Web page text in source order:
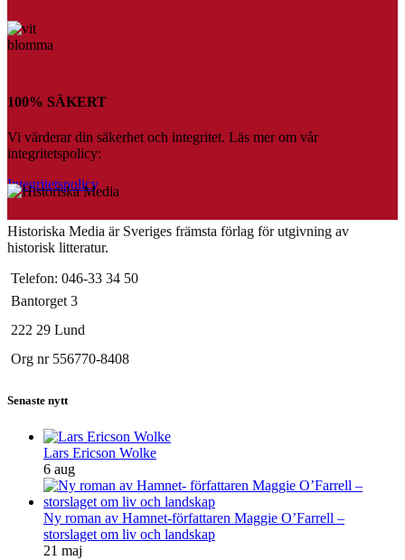
100% SÄKERT
Vi värderar din säkerhet och integritet. Läs mer om vår
integritetspolicy:
Integritetspolicy
Historiska Media är Sveriges främsta förlag för utgivning av
historisk litteratur.
Telefon: 046-33 34 50
Bantorget 3
222 29 Lund
Org nr 556770-8408
Senaste nytt
Lars Ericson Wolke
6 aug
Ny roman av Hamnet-författaren Maggie O’Farrell –
storslaget om liv och landskap
21 maj